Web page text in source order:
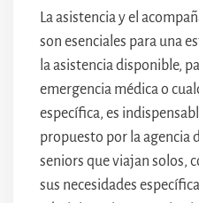
La asistencia y el
son esenciales para una
la asistencia disponible,
emergencia médica o
específica, es
propuesto por la agencia
seniors que viajan solos,
sus necesidades